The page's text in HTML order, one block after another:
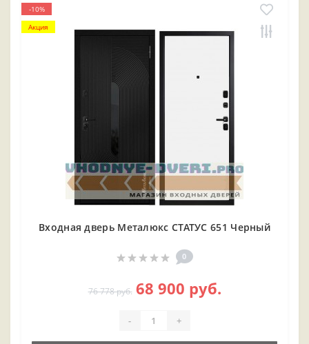
-10%
Акция
Входная дверь Металюкс СТАТУС 651 Черный
0
76 778 руб. 68 900 руб.
- +